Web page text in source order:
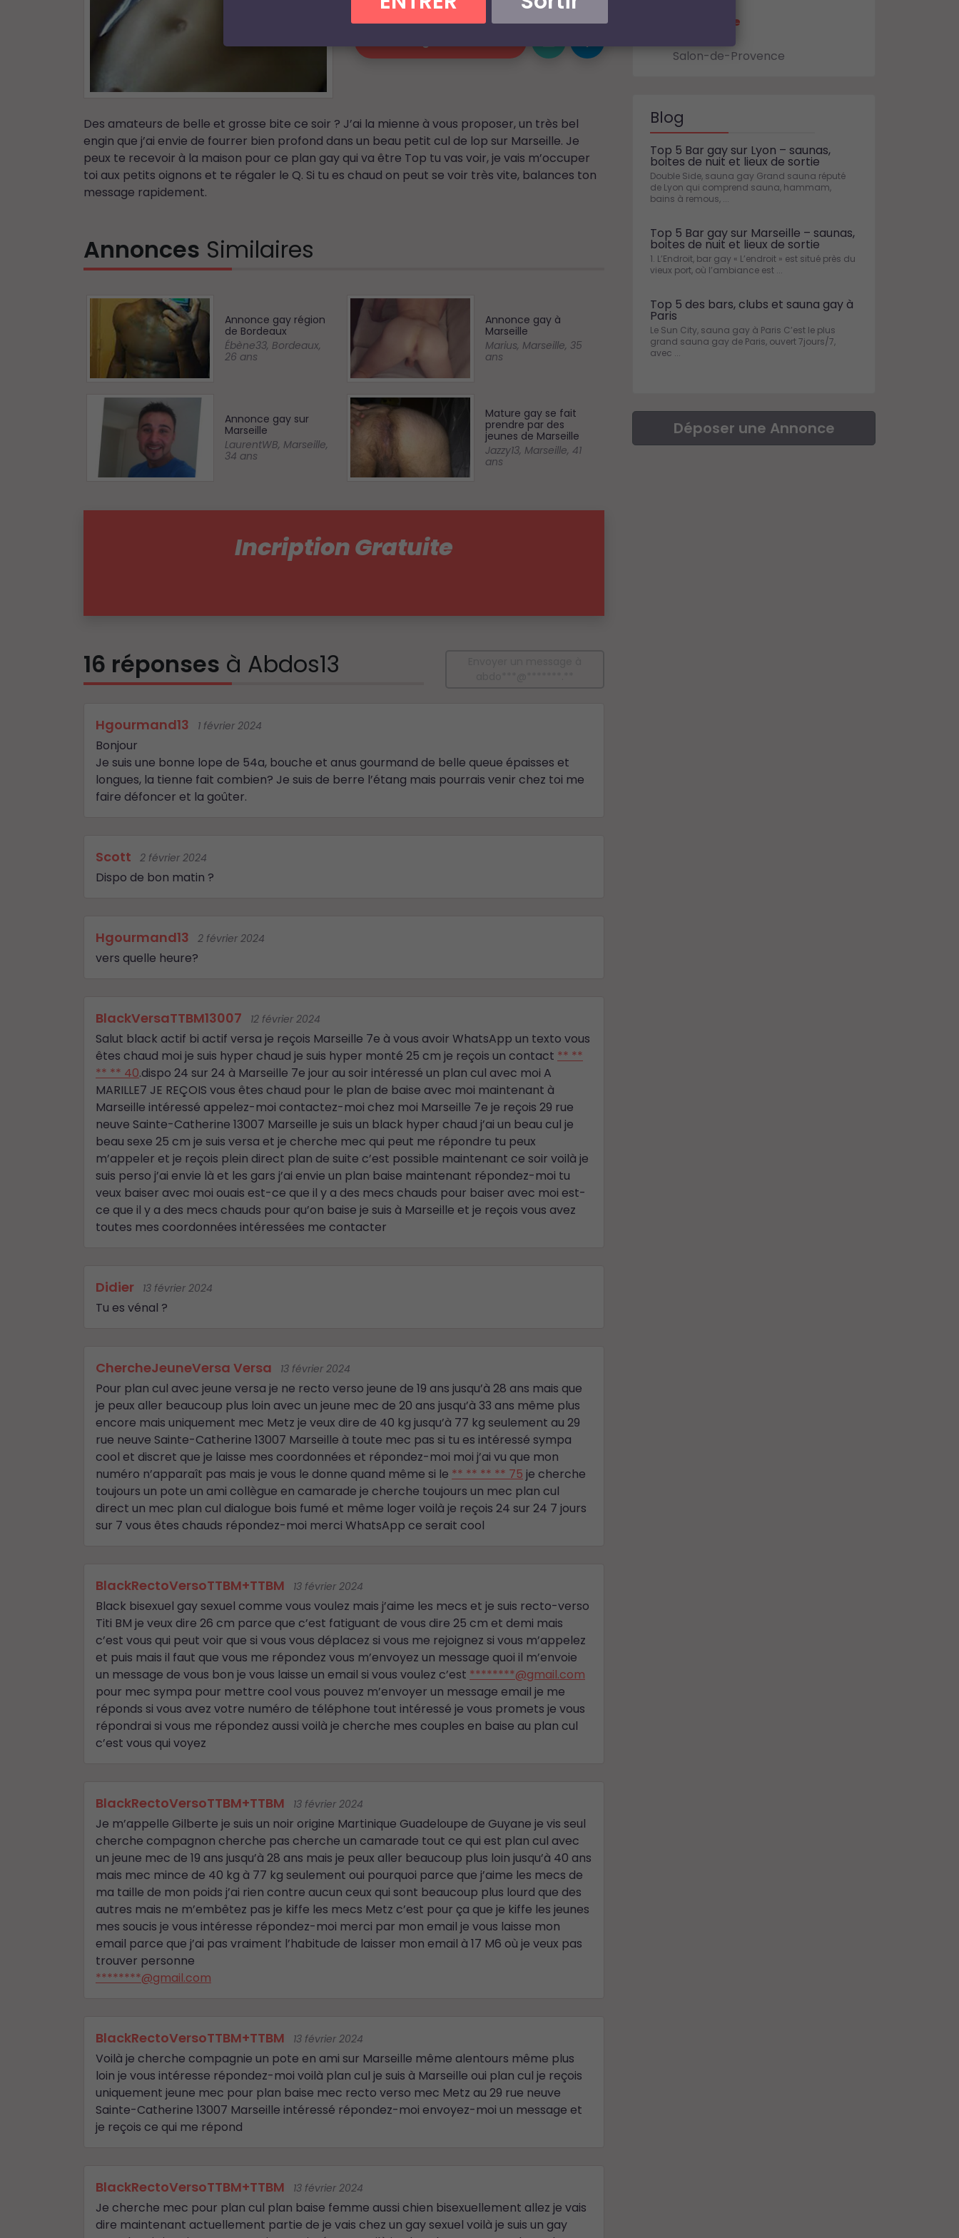
Des amateurs de belle et grosse bite ce soir ? J’ai la mienne à vous proposer, un très bel
engin que j’ai envie de fourrer bien profond dans un beau petit cul de lop sur Marseille. Je
peux te recevoir à la maison pour ce plan gay qui va être Top tu vas voir, je vais m’occuper
toi aux petits oignons et te régaler le Q. Si tu es chaud on peut se voir très vite, balances ton
message rapidement.
Annonces Similaires
Annonce gay région
de Bordeaux
Ébène33, Bordeaux,
26 ans
Annonce gay à
Marseille
Marius, Marseille, 35
ans
Annonce gay sur
Marseille
LaurentWB, Marseille,
34 ans
Mature gay se fait
prendre par des
jeunes de Marseille
Jazzy13, Marseille, 41
ans
Incription Gratuite
16 réponses à Abdos13
Hgourmand13 1 février 2024
Bonjour
Je suis une bonne lope de 54a, bouche et anus gourmand de belle queue épaisses et
longues, la tienne fait combien? Je suis de berre l’étang mais pourrais venir chez toi me
faire défoncer et la goûter.
Scott 2 février 2024
Dispo de bon matin ?
Hgourmand13 2 février 2024
vers quelle heure?
BlackVersaTTBM13007 12 février 2024
Salut black actif bi actif versa je reçois Marseille 7e à vous avoir WhatsApp un texto vous
êtes chaud moi je suis hyper chaud je suis hyper monté 25 cm je reçois un contact ** **
** ** 40.dispo 24 sur 24 à Marseille 7e jour au soir intéressé un plan cul avec moi A
MARILLE7 JE REÇOIS vous êtes chaud pour le plan de baise avec moi maintenant à
Marseille intéressé appelez-moi contactez-moi chez moi Marseille 7e je reçois 29 rue
neuve Sainte-Catherine 13007 Marseille je suis un black hyper chaud j’ai un beau cul je
beau sexe 25 cm je suis versa et je cherche mec qui peut me répondre tu peux
m’appeler et je reçois plein direct plan de suite c’est possible maintenant ce soir voilà je
suis perso j’ai envie là et les gars j’ai envie un plan baise maintenant répondez-moi tu
veux baiser avec moi ouais est-ce que il y a des mecs chauds pour baiser avec moi est-
ce que il y a des mecs chauds pour qu’on baise je suis à Marseille et je reçois vous avez
toutes mes coordonnées intéressées me contacter
Didier 13 février 2024
Tu es vénal ?
ChercheJeuneVersa Versa 13 février 2024
Pour plan cul avec jeune versa je ne recto verso jeune de 19 ans jusqu’à 28 ans mais que
je peux aller beaucoup plus loin avec un jeune mec de 20 ans jusqu’à 33 ans même plus
encore mais uniquement mec Metz je veux dire de 40 kg jusqu’à 77 kg seulement au 29
rue neuve Sainte-Catherine 13007 Marseille à toute mec pas si tu es intéressé sympa
cool et discret que je laisse mes coordonnées et répondez-moi moi j’ai vu que mon
numéro n’apparaît pas mais je vous le donne quand même si le ** ** ** ** 75 je cherche
toujours un pote un ami collègue en camarade je cherche toujours un mec plan cul
direct un mec plan cul dialogue bois fumé et même loger voilà je reçois 24 sur 24 7 jours
sur 7 vous êtes chauds répondez-moi merci WhatsApp ce serait cool
BlackRectoVersoTTBM+TTBM 13 février 2024
Black bisexuel gay sexuel comme vous voulez mais j’aime les mecs et je suis recto-verso
Titi BM je veux dire 26 cm parce que c’est fatiguant de vous dire 25 cm et demi mais
c’est vous qui peut voir que si vous vous déplacez si vous me rejoignez si vous m’appelez
et puis mais il faut que vous me répondez vous m’envoyez un message quoi il m’envoie
un message de vous bon je vous laisse un email si vous voulez c’est ********@gmail.com
pour mec sympa pour mettre cool vous pouvez m’envoyer un message email je me
réponds si vous avez votre numéro de téléphone tout intéressé je vous promets je vous
répondrai si vous me répondez aussi voilà je cherche mes couples en baise au plan cul
c’est vous qui voyez
BlackRectoVersoTTBM+TTBM 13 février 2024
Je m’appelle Gilberte je suis un noir origine Martinique Guadeloupe de Guyane je vis seul
cherche compagnon cherche pas cherche un camarade tout ce qui est plan cul avec
un jeune mec de 19 ans jusqu’à 28 ans mais je peux aller beaucoup plus loin jusqu’à 40 ans
mais mec mince de 40 kg à 77 kg seulement oui pourquoi parce que j’aime les mecs de
ma taille de mon poids j’ai rien contre aucun ceux qui sont beaucoup plus lourd que des
autres mais ne m’embêtez pas je kiffe les mecs Metz c’est pour ça que je kiffe les jeunes
mes soucis je vous intéresse répondez-moi merci par mon email je vous laisse mon
email parce que j’ai pas vraiment l’habitude de laisser mon email à 17 M6 où je veux pas
trouver personne
********@gmail.com
BlackRectoVersoTTBM+TTBM 13 février 2024
Voilà je cherche compagnie un pote en ami sur Marseille même alentours même plus
loin je vous intéresse répondez-moi voilà plan cul je suis à Marseille oui plan cul je reçois
uniquement jeune mec pour plan baise mec recto verso mec Metz au 29 rue neuve
Sainte-Catherine 13007 Marseille intéressé répondez-moi envoyez-moi un message et
je reçois ce qui me répond
BlackRectoVersoTTBM+TTBM 13 février 2024
Je cherche mec pour plan cul plan baise femme aussi chien bisexuellement allez je vais
dire maintenant actuellement partie de je vais chez un gay sexuel voilà je suis un gay
Marseille
Salon-de-Provence
Blog
Top 5 Bar gay sur Lyon – saunas,
boites de nuit et lieux de sortie
Double Side, sauna gay Grand sauna réputé
de Lyon qui comprend sauna, hammam,
bains à remous, ...
Top 5 Bar gay sur Marseille – saunas,
boites de nuit et lieux de sortie
1. L’Endroit, bar gay « L’endroit » est situé près du
vieux port, où l’ambiance est ...
Top 5 des bars, clubs et sauna gay à
Paris
Le Sun City, sauna gay à Paris C’est le plus
grand sauna gay de Paris, ouvert 7jours/7,
avec ...
Déposer une Annonce